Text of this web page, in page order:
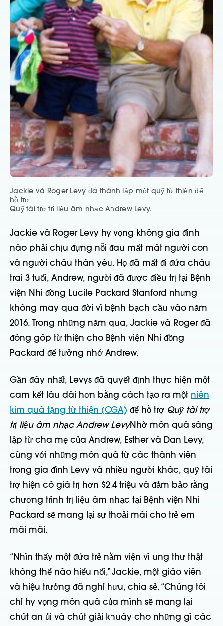
Jackie và Roger Levy đã thành lập một quỹ từ thiện để
hỗ trợ
Quỹ tài trợ trị liệu âm nhạc Andrew Levy.
Jackie và Roger Levy hy vọng không gia đình
nào phải chịu đựng nỗi đau mất mát người con
và người cháu thân yêu. Họ đã mất đi đứa cháu
trai 3 tuổi, Andrew, người đã được điều trị tại Bệnh
viện Nhi đồng Lucile Packard Stanford nhưng
không may qua đời vì bệnh bạch cầu vào năm
2016. Trong những năm qua, Jackie và Roger đã
đóng góp từ thiện cho Bệnh viện Nhi đồng
Packard để tưởng nhớ Andrew.
Gần đây nhất, Levys đã quyết định thực hiện một
cam kết lâu dài hơn bằng cách tạo ra một niên
kim quà tặng từ thiện (CGA) để hỗ trợ Quỹ tài trợ
trị liệu âm nhạc Andrew LevyNhờ món quà sáng
lập từ cha mẹ của Andrew, Esther và Dan Levy,
cùng với những món quà từ các thành viên
trong gia đình Levy và nhiều người khác, quỹ tài
trợ hiện có giá trị hơn $2,4 triệu và đảm bảo rằng
chương trình trị liệu âm nhạc tại Bệnh viện Nhi
Packard sẽ mang lại sự thoải mái cho trẻ em
mãi mãi.
“Nhìn thấy một đứa trẻ nằm viện vì ung thư thật
không thể nào hiểu nổi,” Jackie, một giáo viên
và hiệu trưởng đã nghỉ hưu, chia sẻ. “Chúng tôi
chỉ hy vọng món quà của mình sẽ mang lại
chút an ủi và chút giải khuây cho những gì các